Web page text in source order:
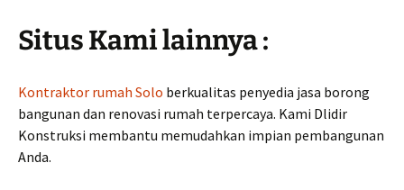
Situs Kami lainnya :
Kontraktor rumah Solo berkualitas penyedia jasa borong
bangunan dan renovasi rumah terpercaya. Kami Dlidir
Konstruksi membantu memudahkan impian pembangunan
Anda.